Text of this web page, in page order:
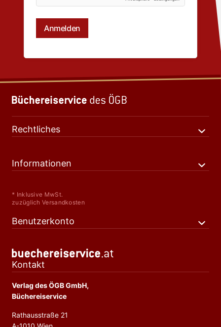
Rechtliches
Informationen
* Inklusive MwSt.
zuzüglich Versandkosten
Benutzerkonto
Kontakt
Verlag des ÖGB GmbH,
Büchereiservice
Rathausstraße 21